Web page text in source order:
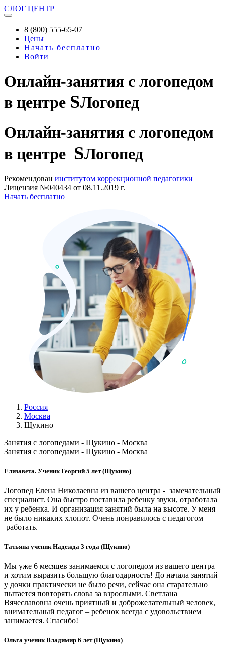
СЛОГ ЦЕНТР
8 (800) 555-65-07
Цены
Начать бесплатно
Войти
Онлайн-занятия с логопедом
в центре SЛогопед
Онлайн-занятия с логопедом
в центре SЛогопед
Рекомендован институтом коррекционной педагогики
Лицензия №040434 от 08.11.2019 г.
Начать бесплатно
Россия
Москва
Щукино
Занятия с логопедами - Щукино - Москва
Занятия с логопедами - Щукино - Москва
Елизавета. Ученик Георгий 5 лет (Щукино)
Логопед Елена Николаевна из вашего центра - замечательный
специалист. Она быстро поставила ребенку звуки, отработала
их у ребенка. И организация занятий была на высоте. У меня
не было никаких хлопот. Очень понравилось с педагогом
работать.
Татьяна ученик Надежда 3 года (Щукино)
Мы уже 6 месяцев занимаемся с логопедом из вашего центра
и хотим выразить большую благодарность! До начала занятий
у дочки практически не было речи, сейчас она старательно
пытается повторять слова за взрослыми. Светлана
Вячеславовна очень приятный и доброжелательный человек,
внимательный педагог – ребенок всегда с удовольствием
занимается. Спасибо!
Ольга ученик Владимир 6 лет (Щукино)